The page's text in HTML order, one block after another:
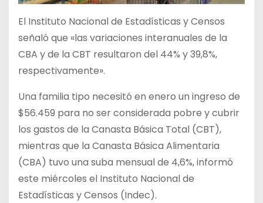
El Instituto Nacional de Estadísticas y Censos
señaló que «las variaciones interanuales de la
CBA y de la CBT resultaron del 44% y 39,8%,
respectivamente».
Una familia tipo necesitó en enero un ingreso de
$56.459 para no ser considerada pobre y cubrir
los gastos de la Canasta Básica Total (CBT),
mientras que la Canasta Básica Alimentaria
(CBA) tuvo una suba mensual de 4,6%, informó
este miércoles el Instituto Nacional de
Estadísticas y Censos (Indec).